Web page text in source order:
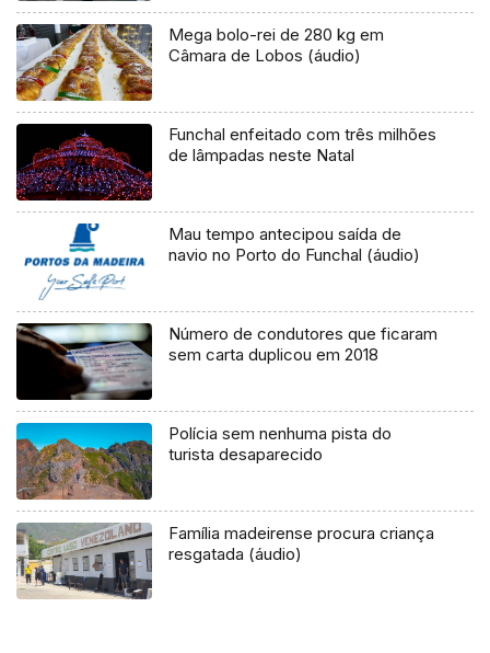
Mega bolo-rei de 280 kg em
Câmara de Lobos (áudio)
Funchal enfeitado com três milhões
de lâmpadas neste Natal
Mau tempo antecipou saída de
navio no Porto do Funchal (áudio)
Número de condutores que ficaram
sem carta duplicou em 2018
Polícia sem nenhuma pista do
turista desaparecido
Família madeirense procura criança
resgatada (áudio)